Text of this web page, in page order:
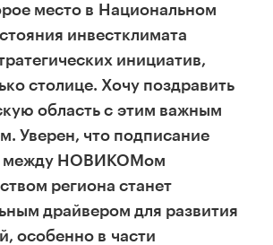
место в Национальном
инвестклимата
инициатив,
столице. Хочу поздравить
область с этим важным
Уверен, что подписание
между НОВИКОМом
региона станет
драйвером для развития
особенно в части